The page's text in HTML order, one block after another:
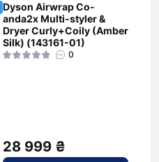
Dyson Airwrap Co-
anda2x Multi-styler &
Dryer Curly+Coily (Amber
Silk) (143161-01)
0
28 999 ₴